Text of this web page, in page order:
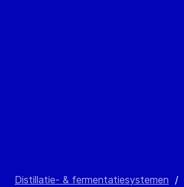
Distillatie- & fermentatiesystemen /